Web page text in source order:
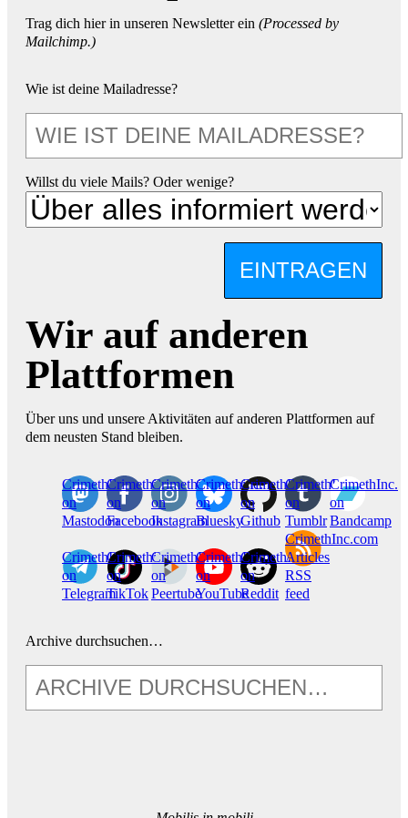
Trag dich hier in unseren Newsletter ein (Processed by
Mailchimp.)
Wie ist deine Mailadresse?
Willst du viele Mails? Oder wenige?
EINTRAGEN
Wir auf anderen
Plattformen
Über uns und unsere Aktivitäten auf anderen Plattformen auf
dem neusten Stand bleiben.
CrimethInc.
on
Mastodon
Crimethinc.
on
Facebook
Crimethinc.
on
Instagram
Crimethinc.
on
Bluesky
CrimethInc.
on
Github
CrimethInc.
on
Tumblr
CrimethInc.
on
Bandcamp
CrimethInc.
on
Telegram
Crimethinc.
on
TikTok
CrimethInc.
on
Peertube
CrimethInc.
on
YouTube
CrimethInc.
on
Reddit
CrimethInc.com
Articles
RSS
feed
Archive durchsuchen…